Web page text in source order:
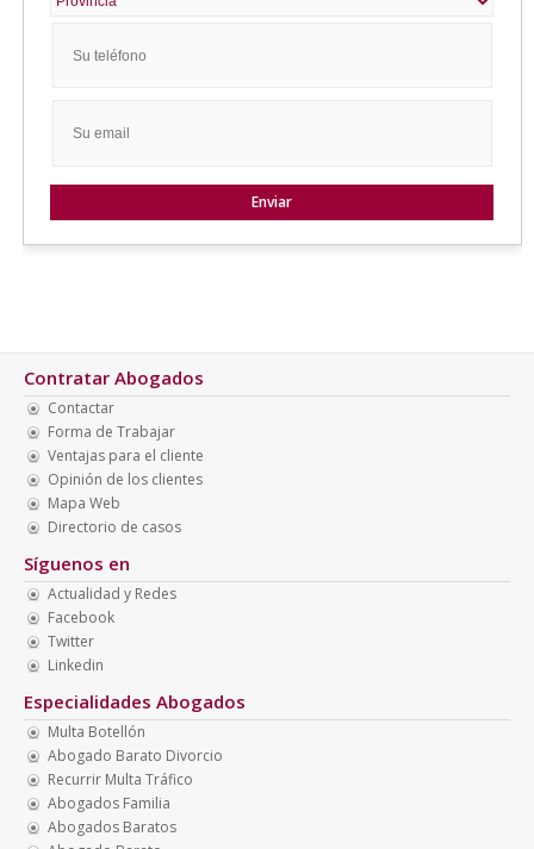
Contratar Abogados
Contactar
Forma de Trabajar
Ventajas para el cliente
Opinión de los clientes
Mapa Web
Directorio de casos
Síguenos en
Actualidad y Redes
Facebook
Twitter
Linkedin
Especialidades Abogados
Multa Botellón
Abogado Barato Divorcio
Recurrir Multa Tráfico
Abogados Familia
Abogados Baratos